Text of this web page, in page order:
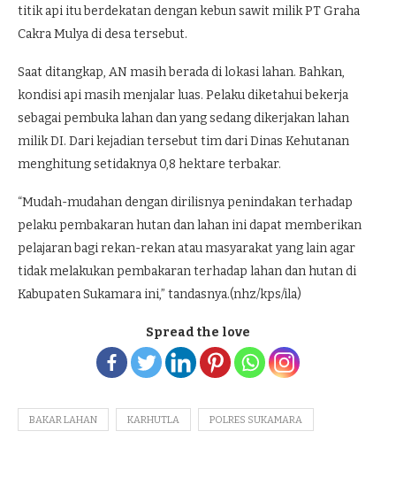
titik api itu berdekatan dengan kebun sawit milik PT Graha
Cakra Mulya di desa tersebut.
Saat ditangkap, AN masih berada di lokasi lahan. Bahkan,
kondisi api masih menjalar luas. Pelaku diketahui bekerja
sebagai pembuka lahan dan yang sedang dikerjakan lahan
milik DI. Dari kejadian tersebut tim dari Dinas Kehutanan
menghitung setidaknya 0,8 hektare terbakar.
“Mudah-mudahan dengan dirilisnya penindakan terhadap
pelaku pembakaran hutan dan lahan ini dapat memberikan
pelajaran bagi rekan-rekan atau masyarakat yang lain agar
tidak melakukan pembakaran terhadap lahan dan hutan di
Kabupaten Sukamara ini,” tandasnya.(nhz/kps/ila)
Spread the love
BAKAR LAHAN KARHUTLA POLRES SUKAMARA